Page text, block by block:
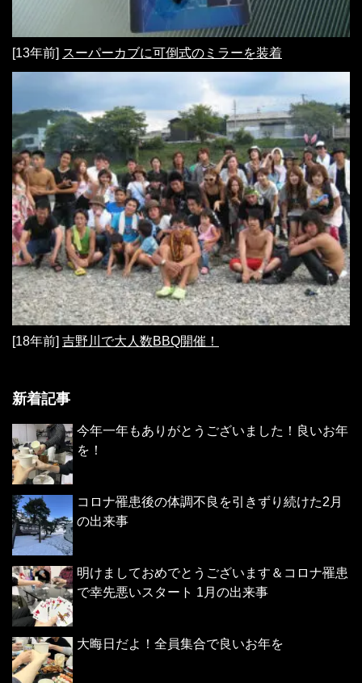
[13年前] スーパーカブに可倒式のミラーを装着
[18年前] 吉野川で大人数BBQ開催！
新着記事
今年一年もありがとうございました！良いお年
を！
コロナ罹患後の体調不良を引きずり続けた2月
の出来事
明けましておめでとうございます＆コロナ罹患
で幸先悪いスタート 1月の出来事
大晦日だよ！全員集合で良いお年を